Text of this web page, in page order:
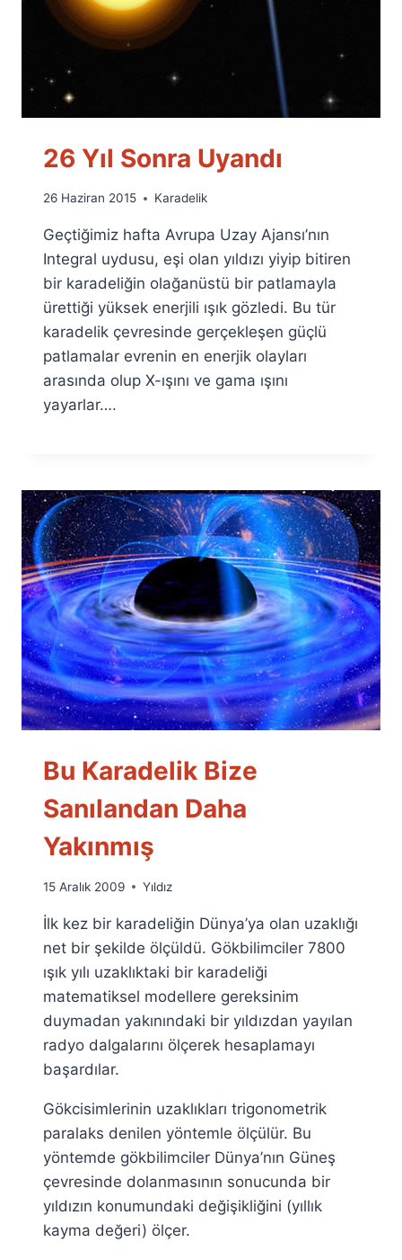
26 Yıl Sonra Uyandı
By
Fuat
Özyar
26 Haziran 2015 Karadelik
Geçtiğimiz hafta Avrupa Uzay Ajansı’nın
Integral uydusu, eşi olan yıldızı yiyip bitiren
bir karadeliğin olağanüstü bir patlamayla
ürettiği yüksek enerjili ışık gözledi. Bu tür
karadelik çevresinde gerçekleşen güçlü
patlamalar evrenin en enerjik olayları
arasında olup X-ışını ve gama ışını
yayarlar….
Bu Karadelik Bize
Sanılandan Daha
Yakınmış
By
Fuat
Özyar
15 Aralık 2009 Yıldız
İlk kez bir karadeliğin Dünya’ya olan uzaklığı
net bir şekilde ölçüldü. Gökbilimciler 7800
ışık yılı uzaklıktaki bir karadeliği
matematiksel modellere gereksinim
duymadan yakınındaki bir yıldızdan yayılan
radyo dalgalarını ölçerek hesaplamayı
başardılar.
Gökcisimlerinin uzaklıkları trigonometrik
paralaks denilen yöntemle ölçülür. Bu
yöntemde gökbilimciler Dünya’nın Güneş
çevresinde dolanmasının sonucunda bir
yıldızın konumundaki değişikliğini (yıllık
kayma değeri) ölçer.